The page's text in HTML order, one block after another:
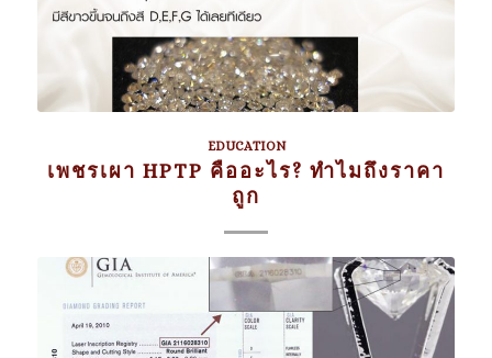
EDUCATION
เพชรเผา HPTP คืออะไร? ทำไมถึงราคา
ถูก